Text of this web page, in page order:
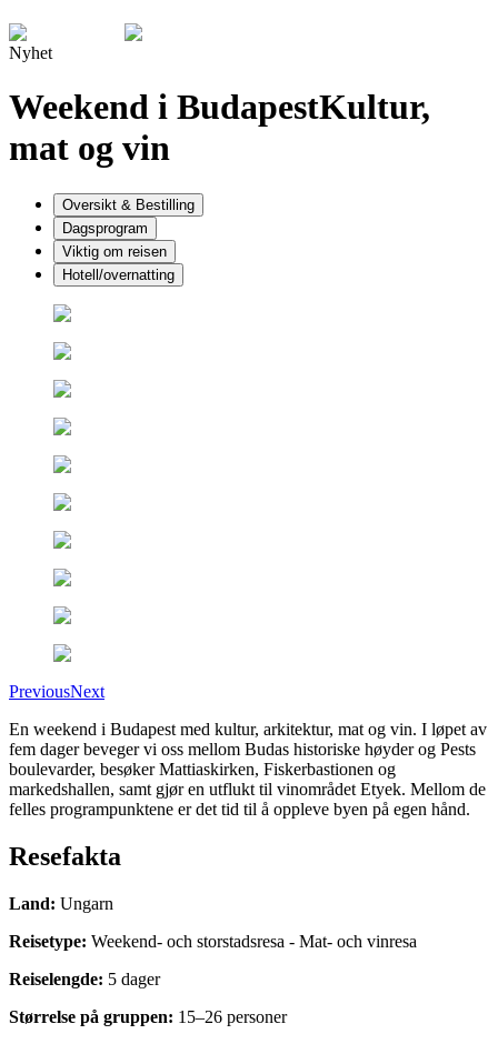
Nyhet
Weekend i BudapestKultur,
mat og vin
Oversikt & Bestilling
Dagsprogram
Viktig om reisen
Hotell/overnatting
PreviousNext
En weekend i Budapest med kultur, arkitektur, mat og vin. I løpet av
fem dager beveger vi oss mellom Budas historiske høyder og Pests
boulevarder, besøker Mattiaskirken, Fiskerbastionen og
markedshallen, samt gjør en utflukt til vinområdet Etyek. Mellom de
felles programpunktene er det tid til å oppleve byen på egen hånd.
Resefakta
Land: Ungarn
Reisetype: Weekend- och storstadsresa - Mat- och vinresa
Reiselengde: 5 dager
Størrelse på gruppen: 15–26 personer